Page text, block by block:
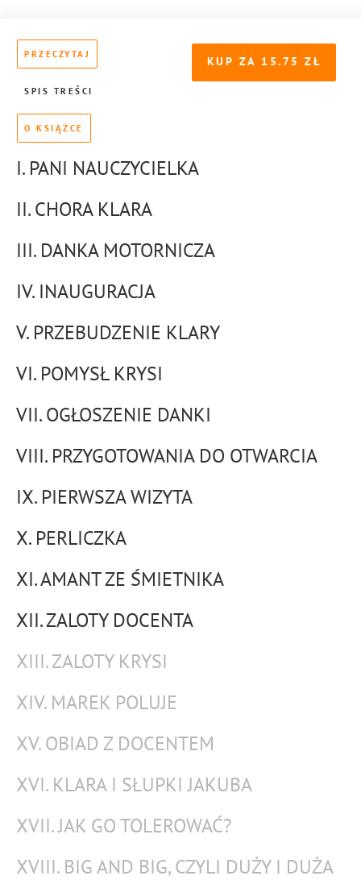
KUP ZA 15.75
PRZECZYTAJ
SPIS TREŚCI
O KSIĄŻCE
I. PANI NAUCZYCIELKA
II. CHORA KLARA
III. DANKA MOTORNICZA
IV. INAUGURACJA
V. PRZEBUDZENIE KLARY
VI. POMYSŁ KRYSI
VII. OGŁOSZENIE DANKI
VIII. PRZYGOTOWANIA DO OTWARCIA
IX. PIERWSZA WIZYTA
X. PERLICZKA
XI. AMANT ZE ŚMIETNIKA
XII. ZALOTY DOCENTA
XIII. ZALOTY KRYSI
XIV. MAREK POLUJE
XV. OBIAD Z DOCENTEM
XVI. KLARA I SŁUPKI JAKUBA
XVII. JAK GO TOLEROWAĆ?
XVIII. BIG AND BIG, CZYLI DUŻY I DUŻA